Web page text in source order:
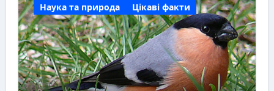
Наука та природа Цікаві факти